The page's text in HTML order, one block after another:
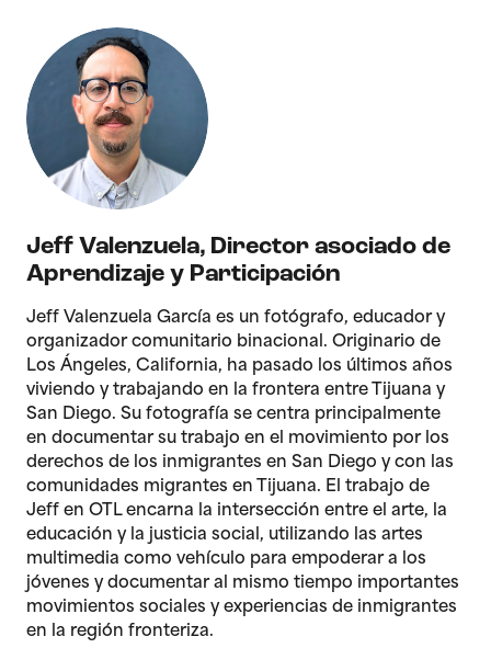
Jeff Valenzuela, Director asociado de
Aprendizaje y Participación
Jeff Valenzuela García es un fotógrafo, educador y
organizador comunitario binacional. Originario de
Los Ángeles, California, ha pasado los últimos años
viviendo y trabajando en la frontera entre Tijuana y
San Diego. Su fotografía se centra principalmente
en documentar su trabajo en el movimiento por los
derechos de los inmigrantes en San Diego y con las
comunidades migrantes en Tijuana. El trabajo de
Jeff en OTL encarna la intersección entre el arte, la
educación y la justicia social, utilizando las artes
multimedia como vehículo para empoderar a los
jóvenes y documentar al mismo tiempo importantes
movimientos sociales y experiencias de inmigrantes
en la región fronteriza.